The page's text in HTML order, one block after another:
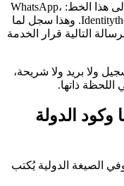
ومن الخدمات التي سبق أن أرسلت كودًا إلى هذا الخط: WhatsApp،
Identitytheft، Google، Kaiian، DISCORD، Praktika. وهذا سجل لما
التالية قرار الخدمة
ولا بريد ولا شريحة،
ذاتها.
الدولة